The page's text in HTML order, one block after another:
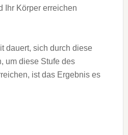
Ihr Körper erreichen
dauert, sich durch diese
um diese Stufe des
ist das Ergebnis es